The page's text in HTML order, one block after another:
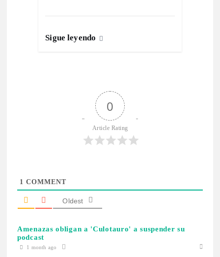
Sigue leyendo
0
Article Rating
1 COMMENT
Oldest
Amenazas obligan a 'Culotauro' a suspender su
podcast
1 month ago